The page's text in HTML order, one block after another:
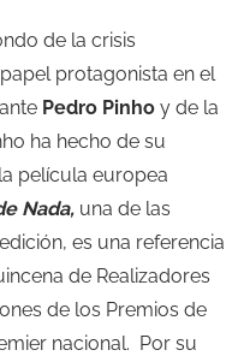
de la crisis
protagonista en el
Pedro Pinho y de la
ha hecho de su
película europea
Nada, una de las
es una referencia
de Realizadores
de los Premios de
nacional. Por su